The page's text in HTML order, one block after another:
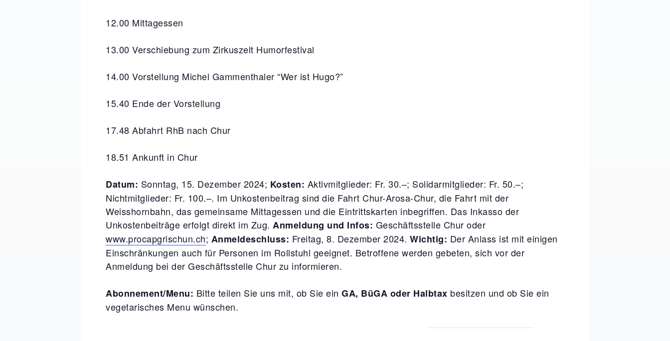
12.00 Mittagessen
13.00 Verschiebung zum Zirkuszelt Humorfestival
14.00 Vorstellung Michel Gammenthaler “Wer ist Hugo?”
15.40 Ende der Vorstellung
17.48 Abfahrt RhB nach Chur
18.51 Ankunft in Chur
Datum: Sonntag, 15. Dezember 2024; Kosten: Aktivmitglieder: Fr. 30.–; Solidarmitglieder: Fr. 50.–;
Nichtmitglieder: Fr. 100.–. Im Unkostenbeitrag sind die Fahrt Chur-Arosa-Chur, die Fahrt mit der
Weisshornbahn, das gemeinsame Mittagessen und die Eintrittskarten inbegriffen. Das Inkasso der
Unkostenbeiträge erfolgt direkt im Zug.Anmeldung und Infos: Geschäftsstelle Chur oder
www.procapgrischun.ch; Anmeldeschluss: Freitag, 8. Dezember 2024.Wichtig: Der Anlass ist mit einigen
Einschränkungen auch für Personen im Rollstuhl geeignet. Betroffene werden gebeten, sich vor der
Anmeldung bei der Geschäftsstelle Chur zu informieren.
Abonnement/Menu: Bitte teilen Sie uns mit, ob Sie einGA, BüGA oder Halbtax besitzen und ob Sie ein
vegetarisches Menu wünschen.